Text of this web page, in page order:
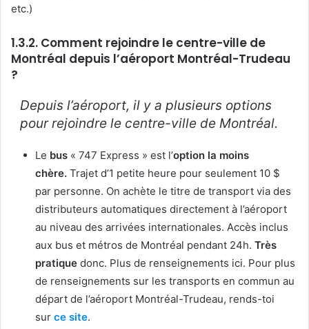
etc.)
1.3.2. Comment rejoindre le centre-ville de
Montréal depuis l’aéroport Montréal-Trudeau
?
Depuis l’aéroport, il y a plusieurs options
pour rejoindre le centre-ville de Montréal.
Le bus « 747 Express » est l’option la moins
chère. Trajet d’1 petite heure pour seulement 10 $
par personne. On achète le titre de transport via des
distributeurs automatiques directement à l’aéroport
au niveau des arrivées internationales. Accès inclus
aux bus et métros de Montréal pendant 24h. Très
pratique donc. Plus de renseignements ici. Pour plus
de renseignements sur les transports en commun au
départ de l’aéroport Montréal-Trudeau, rends-toi
sur ce site.